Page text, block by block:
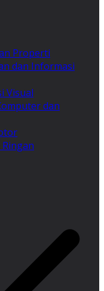
Properti
dan Informasi
Visual
dan